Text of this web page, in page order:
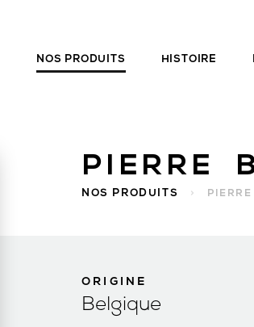
NOS PRODUITS HISTOIRE
NOS PRODUITS >
ORIGINE
Belgique